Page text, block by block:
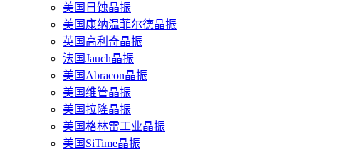
美国日蚀晶振
美国康纳温菲尔德晶振
英国高利奇晶振
法国Jauch晶振
美国Abracon晶振
美国维管晶振
美国拉隆晶振
美国格林雷工业晶振
美国SiTime晶振